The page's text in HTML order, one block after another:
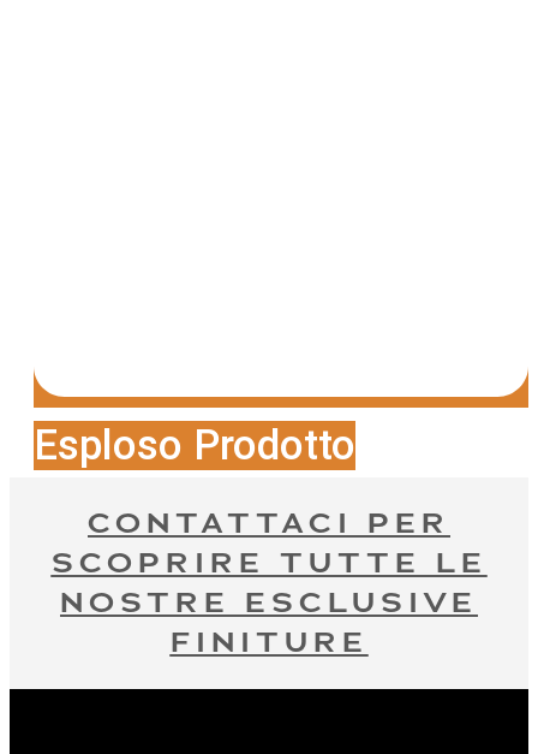
Esploso Prodotto
CONTATTACI PER
SCOPRIRE TUTTE LE
NOSTRE ESCLUSIVE
FINITURE